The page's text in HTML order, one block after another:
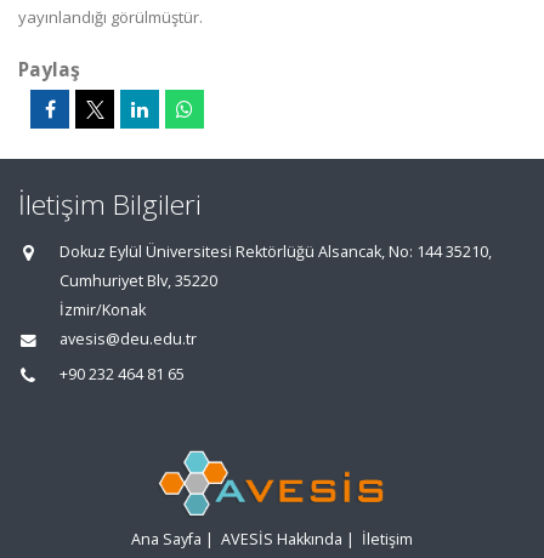
yayınlandığı görülmüştür.
Paylaş
İletişim Bilgileri
Dokuz Eylül Üniversitesi Rektörlüğü Alsancak, No: 144 35210,
Cumhuriyet Blv, 35220
İzmir/Konak
avesis@deu.edu.tr
+90 232 464 81 65
Ana Sayfa | AVESİS Hakkında | İletişim